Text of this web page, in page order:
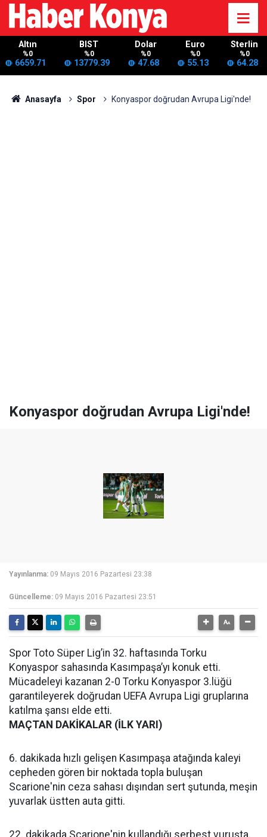
Altın
%0
6659.71
BIST
%0
13779.39
Dolar
%0
47.68
Euro
%0
55.13
Sterlin
%0
64.28
Anasayfa Spor Konyaspor doğrudan Avrupa Ligi'nde!
Konyaspor doğrudan Avrupa Ligi'nde!
Yayınlanma: 09 Mayıs 2016 Pazartesi 23:38
Güncelleme: 09 Mayıs 2016 Pazartesi 23:51
Spor Toto Süper Lig’in 32. haftasında Torku
Konyaspor sahasında Kasımpaşa’yı konuk etti.
Mücadeleyi kazanan 2-0 Torku Konyaspor 3.lüğü
garantileyerek doğrudan UEFA Avrupa Ligi gruplarına
katılma şansı elde etti.
MAÇTAN DAKİKALAR (İLK YARI)
6. dakikada hızlı gelişen Kasımpaşa atağında kaleyi
cepheden gören bir noktada topla buluşan
Scarione'nin ceza sahası dışından sert şutunda, meşin
yuvarlak üstten auta gitti.
22. dakikada Scarione'nin kullandığı serbest vuruşta,